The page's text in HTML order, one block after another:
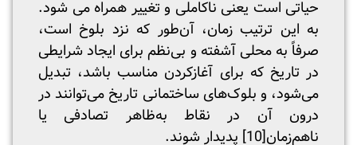
حیاتی است یعنی ناکاملی و تغییر همراه می شود.
به این ترتیب زمان، آن‌طور که نزد بلوخ است،
صرفاً به محلی آشفته و بی‌نظم برای ایجاد شرایطی
در تاریخ که برای آغازکردن مناسب باشد، تبدیل
می‌شود، و بلوک‌های ساختمانی تاریخ می‌توانند در
درون آن در نقاط به‌ظاهر تصادفی یا
ناهم‌زمان[10]
پدیدار شوند.